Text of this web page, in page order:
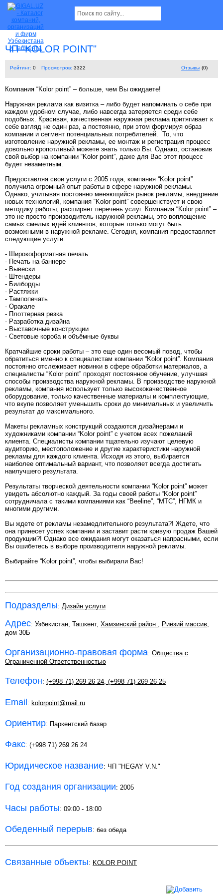
ЧП "KOLOR POINT"
Рейтинг: 0 Просмотров: 3322 Отзывы (0)
Компания “Kolor point” – больше, чем Вы ожидаете!
Наружная реклама как визитка – либо будет напоминать о себе при
каждом удобном случае, либо навсегда затеряется среди себе
подобных. Красивая, качественная наружная реклама притягивает к
себе взгляд не один раз, а постоянно, при этом формируя образ
компании и сегмент потенциальных потребителей. То, что
изготовление наружной рекламы, ее монтаж и регистрация процесс
довольно кропотливый можете знать только Вы. Однако, остановив
свой выбор на компании “Kolor point”, даже для Вас этот процесс
будет незаметным.
Предоставляя свои услуги с 2005 года, компания “Kolor point”
получила огромный опыт работы в сфере наружной рекламы.
Однако, учитывая постоянно меняющийся рынок рекламы, внедрение
новых технологий, компания “Kolor point” совершенствует и свою
методику работы, расширяет перечень услуг. Компания “Kolor point” –
это не просто производитель наружной рекламы, это воплощение
самых смелых идей клиентов, которые только могут быть
возможными в наружной рекламе. Сегодня, компания предоставляет
следующие услуги:
- Широкоформатная печать
- Печать на баннере
- Вывески
- Штендеры
- Билборды
- Растяжки
- Тампопечать
- Оракале
- Плоттерная резка
- Разработка дизайна
- Выставочные конструкции
- Световые короба и объёмные буквы
Кратчайшие сроки работы – это еще один весомый повод, чтобы
обратиться именно к специалистам компании “Kolor point”. Компания
постоянно отслеживает новинки в сфере обработки материалов, а
специалисты “Kolor point” проходят постоянное обучение, улучшая
способы производства наружной рекламы. В производстве наружной
рекламы, компания использует только высококачественное
оборудование, только качественные материалы и комплектующие,
что вкупе позволяет уменьшить сроки до минимальных и увеличить
результат до максимального.
Макеты рекламных конструкций создаются дизайнерами и
художниками компании “Kolor point” с учетом всех пожеланий
клиента. Специалисты компании тщательно изучают целевую
аудиторию, местоположение и другие характеристики наружной
рекламы для каждого клиента. Исходя из этого, выбирается
наиболее оптимальный вариант, что позволяет всегда достигать
наилучшего результата.
Результаты творческой деятельности компании “Kolor point” может
увидеть абсолютно каждый. За годы своей работы “Kolor point”
сотрудничала с такими компаниями как “Beeline”, “МТС”, НГМК и
многими другими.
Вы ждете от рекламы незамедлительного результата?! Ждете, что
она принесет успех компании и заставит расти кривую продаж Вашей
продукции?! Однако все ожидания могут оказаться напрасными, если
Вы ошибетесь в выборе производителя наружной рекламы.
Выбирайте “Kolor point”, чтобы выбирали Вас!
Подразделы: Дизайн услуги
Адрес: Узбекистан, Ташкент, Хамзинский район , Риёзий массив,
дом 30Б
Организационно-правовая форма: Общества с
Ограниченной Ответственностью
Телефон: (+998 71) 269 26 24, (+998 71) 269 26 25
Email: kolorpoint@mail.ru
Ориентир: Паркентский базар
Факс: (+998 71) 269 26 24
Юридическое название: ЧП "HEGAY V.N."
Год создания организации: 2005
Часы работы: 09:00 - 18:00
Обеденный перерыв: без обеда
Связанные объекты: KOLOR POINT